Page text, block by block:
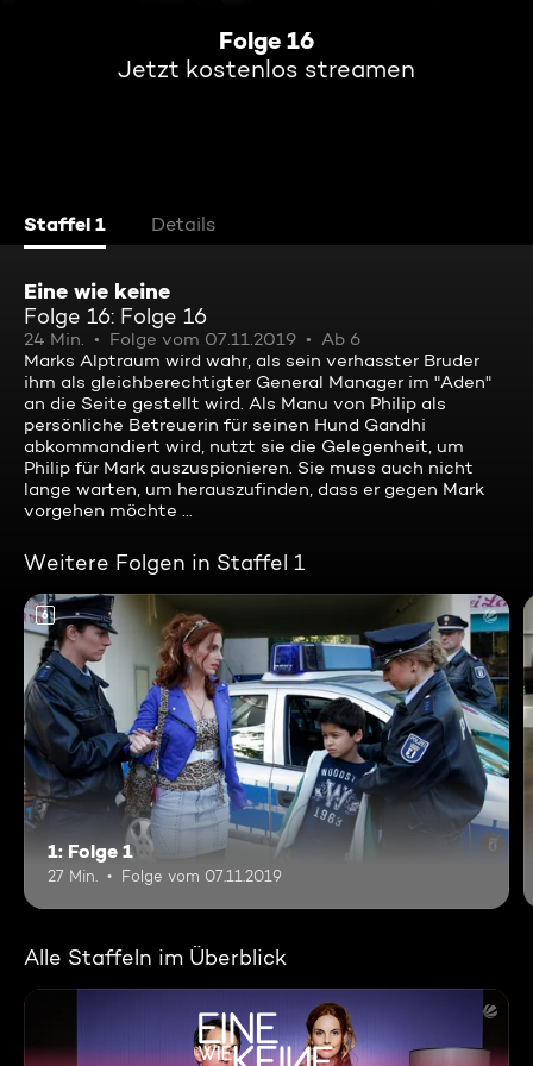
Folge 16
Jetzt kostenlos streamen
Staffel 1 Details
Eine wie keine
Folge 16: Folge 16
24 Min. Folge vom 07.11.2019
Ab 6
Marks Alptraum wird wahr, als sein verhasster Bruder
ihm als gleichberechtigter General Manager im "Aden"
an die Seite gestellt wird. Als Manu von Philip als
persönliche Betreuerin für seinen Hund Gandhi
abkommandiert wird, nutzt sie die Gelegenheit, um
Philip für Mark auszuspionieren. Sie muss auch nicht
lange warten, um herauszufinden, dass er gegen Mark
vorgehen möchte ...
Weitere Folgen in Staffel 1
6
1: Folge 1
27 Min. Folge vom 07.11.2019
Alle Staffeln im Überblick